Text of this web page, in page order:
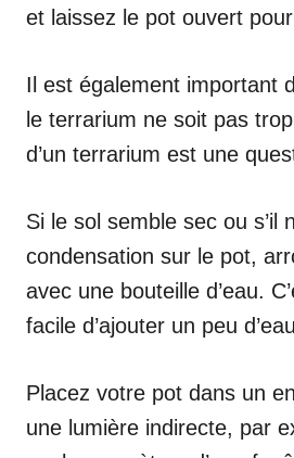
et laissez le pot ouvert pour
Il est également important
le terrarium ne soit pas
d’un terrarium est une
Si le sol semble sec ou s’il
condensation sur le pot,
avec une bouteille d’eau.
facile d’ajouter un peu
Placez votre pot dans un
une lumière indirecte, par